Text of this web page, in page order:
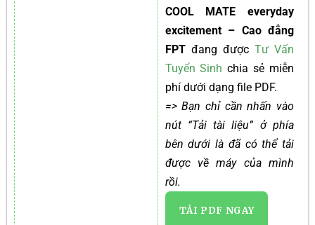
COOL MATE everyday
excitement – Cao đẳng
FPT đang được Tư Vấn
Tuyển Sinh chia sẻ miễn
phí dưới dạng file PDF.
=> Bạn chỉ cần nhấn vào
nút “Tải tài liệu” ở phía
bên dưới là đã có thể tải
được về máy của mình
rồi.
TẢI PDF NGAY